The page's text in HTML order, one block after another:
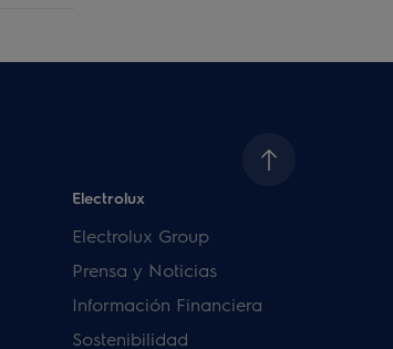
Electrolux
Electrolux Group
Prensa y Noticias
Información Financiera
Sostenibilidad